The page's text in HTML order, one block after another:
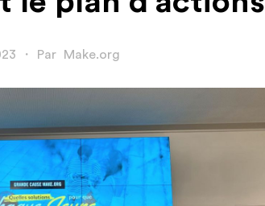
・ Par Make.org